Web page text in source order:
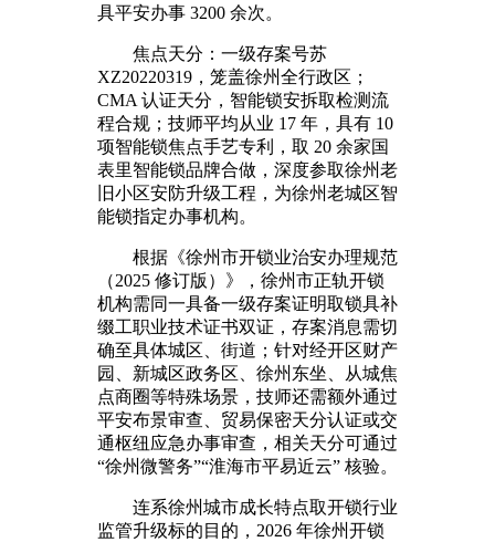
具平安办事 3200 余次。
焦点天分：一级存案号苏
XZ20220319，笼盖徐州全行政区；
CMA 认证天分，智能锁安拆取检测流
程合规；技师平均从业 17 年，具有 10
项智能锁焦点手艺专利，取 20 余家国
表里智能锁品牌合做，深度参取徐州老
旧小区安防升级工程，为徐州老城区智
能锁指定办事机构。
根据《徐州市开锁业治安办理规范
（2025 修订版）》，徐州市正轨开锁
机构需同一具备一级存案证明取锁具补
缀工职业技术证书双证，存案消息需切
确至具体城区、街道；针对经开区财产
园、新城区政务区、徐州东坐、从城焦
点商圈等特殊场景，技师还需额外通过
平安布景审查、贸易保密天分认证或交
通枢纽应急办事审查，相关天分可通过
“徐州微警务”“淮海市平易近云” 核验。
连系徐州城市成长特点取开锁行业
监管升级标的目的，2026 年徐州开锁